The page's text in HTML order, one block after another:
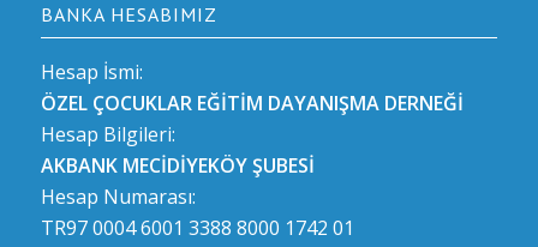
BANKA HESABIMIZ
Hesap İsmi:
ÖZEL ÇOCUKLAR EĞİTİM DAYANIŞMA DERNEĞİ
Hesap Bilgileri:
AKBANK MECİDİYEKÖY ŞUBESİ
Hesap Numarası:
TR97 0004 6001 3388 8000 1742 01